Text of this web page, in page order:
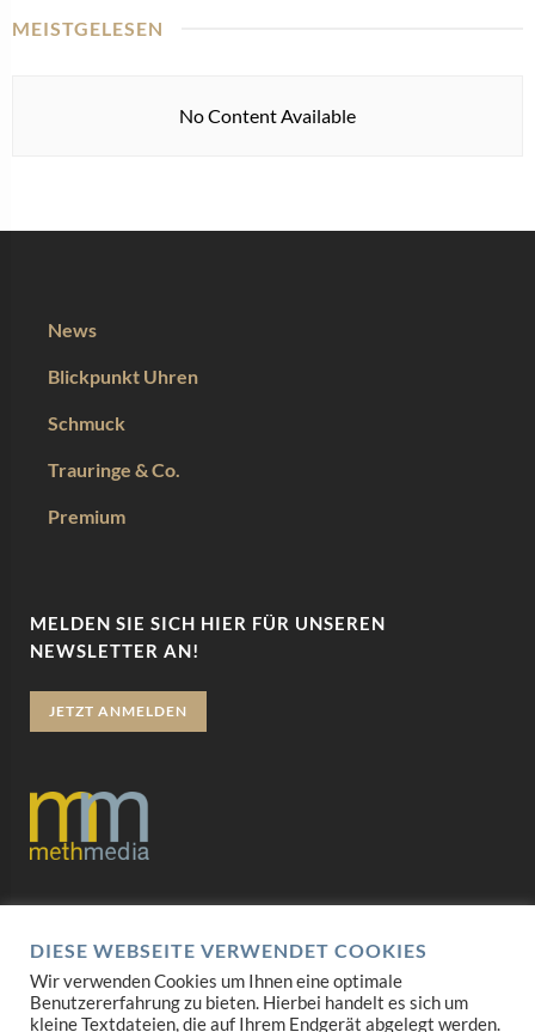
MEISTGELESEN
No Content Available
News
Blickpunkt Uhren
Schmuck
Trauringe & Co.
Premium
MELDEN SIE SICH HIER FÜR UNSEREN
NEWSLETTER AN!
JETZT ANMELDEN
Datenschutz
Impressum
AGB
DIESE WEBSEITE VERWENDET COOKIES
Wir verwenden Cookies um Ihnen eine optimale
Benutzererfahrung zu bieten. Hierbei handelt es sich um
kleine Textdateien, die auf Ihrem Endgerät abgelegt werden.